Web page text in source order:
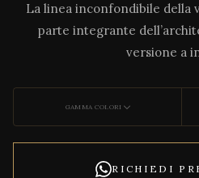
La linea inconfondibile della
parte integrante
versione a
GAMMA COLORI
RICHIEDI